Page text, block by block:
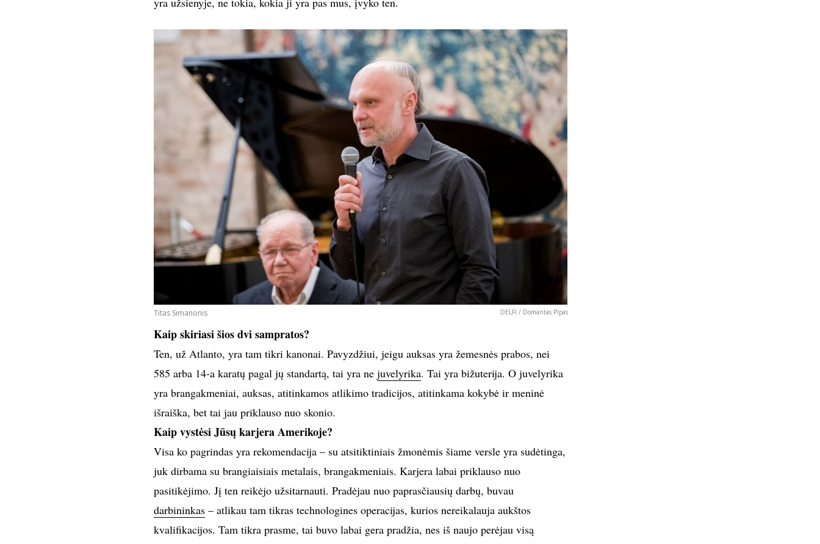
Titas Simanonis DELFI / Domantas Pipas
Kaip skiriasi šios dvi sampratos?
Ten, už Atlanto, yra tam tikri kanonai. Pavyzdžiui, jeigu auksas yra žemesnės prabos, nei
585 arba 14-a karatų pagal jų standartą, tai yra ne juvelyrika. Tai yra bižuterija. O juvelyrika
yra brangakmeniai, auksas, atitinkamos atlikimo tradicijos, atitinkama kokybė ir meninė
išraiška, bet tai jau priklauso nuo skonio.
Kaip vystėsi Jūsų karjera Amerikoje?
Visa ko pagrindas yra rekomendacija – su atsitiktiniais žmonėmis šiame versle yra sudėtinga,
juk dirbama su brangiaisiais metalais, brangakmeniais. Karjera labai priklauso nuo
pasitikėjimo. Jį ten reikėjo užsitarnauti. Pradėjau nuo paprasčiausių darbų, buvau
darbininkas– atlikau tam tikras technologines operacijas, kurios nereikalauja aukštos
kvalifikacijos. Tam tikra prasme, tai buvo labai gera pradžia, nes iš naujo perėjau visą